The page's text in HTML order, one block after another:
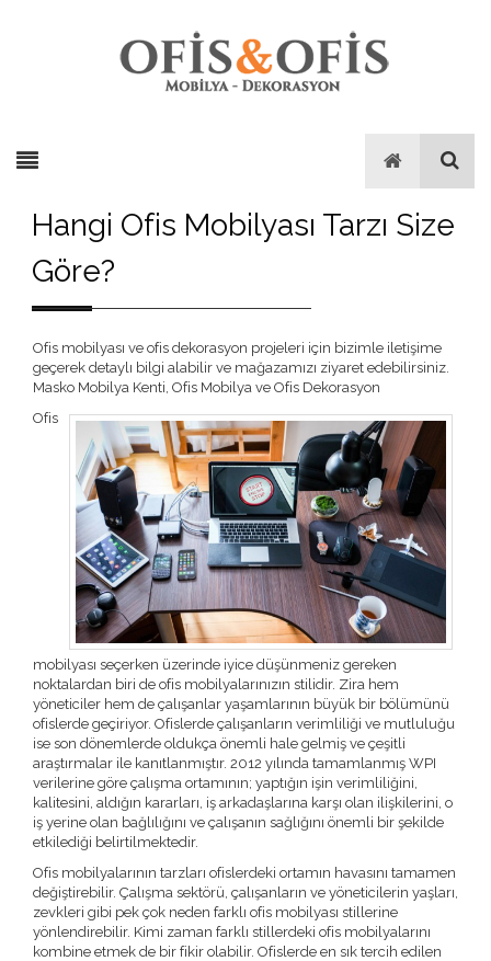
Hangi Ofis Mobilyası Tarzı Size
Göre?
Ofis mobilyası ve ofis dekorasyon projeleri için bizimle iletişime
geçerek detaylı bilgi alabilir ve mağazamızı ziyaret edebilirsiniz.
Masko Mobilya Kenti, Ofis Mobilya ve Ofis Dekorasyon
Ofis
mobilyası seçerken üzerinde iyice düşünmeniz gereken
noktalardan biri de ofis mobilyalarınızın stilidir. Zira hem
yöneticiler hem de çalışanlar yaşamlarının büyük bir bölümünü
ofislerde geçiriyor. Ofislerde çalışanların verimliliği ve mutluluğu
ise son dönemlerde oldukça önemli hale gelmiş ve çeşitli
araştırmalar ile kanıtlanmıştır. 2012 yılında tamamlanmış WPI
verilerine göre çalışma ortamının; yaptığın işin verimliliğini,
kalitesini, aldığın kararları, iş arkadaşlarına karşı olan ilişkilerini, o
iş yerine olan bağlılığını ve çalışanın sağlığını önemli bir şekilde
etkilediği belirtilmektedir.
Ofis mobilyalarının tarzları ofislerdeki ortamın havasını tamamen
değiştirebilir. Çalışma sektörü, çalışanların ve yöneticilerin yaşları,
zevkleri gibi pek çok neden farklı ofis mobilyası stillerine
yönlendirebilir. Kimi zaman farklı stillerdeki ofis mobilyalarını
kombine etmek de bir fikir olabilir. Ofislerde en sık tercih edilen